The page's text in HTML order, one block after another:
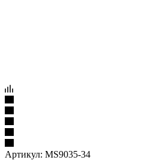
Артикул: MS9035-34